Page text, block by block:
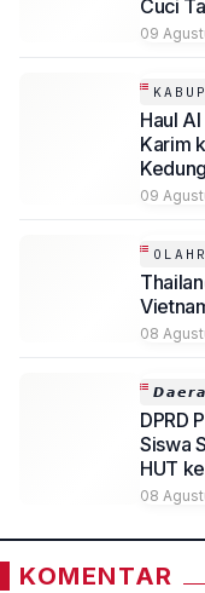
Cuci
09
Haul
Karim
09
08
DPRD
Siswa
HUT
08
KOMENTAR